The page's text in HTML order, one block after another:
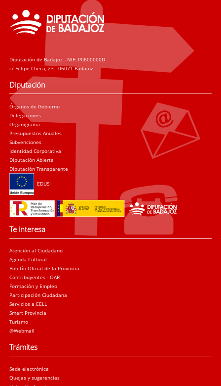
Diputación de Badajoz - NIF: P0600000D
c/ Felipe Checa, 23 - 06071 Badajoz
Diputación
Órganos de Gobierno
Delegaciones
Organigrama
Presupuestos Anuales
Subvenciones
Identidad Corporativa
Diputación Abierta
Diputación Transparente
EDUSI
Te interesa
Atención al Ciudadano
Agenda Cultural
Boletín Oficial de la Provincia
Contribuyentes - OAR
Formación y Empleo
Participación Ciudadana
Servicios a EELL
Smart Provincia
Turismo
@Webmail
Trámites
Sede electrónica
Quejas y sugerencias